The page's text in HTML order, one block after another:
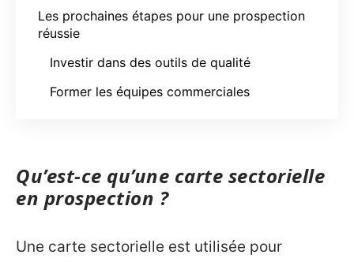
Les prochaines étapes pour une prospection
réussie
Investir dans des outils de qualité
Former les équipes commerciales
Qu’est-ce qu’une carte sectorielle
en prospection ?
Une carte sectorielle est utilisée pour